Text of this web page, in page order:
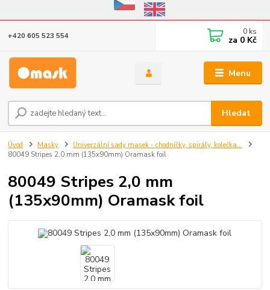
Eshop v provozu do 31.10.2026
Menu
Hledat
+420 605 523 554 0 ks
za 0 Kč
Úvod Masky
Univerzální sady masek - chodníčky, spirály, kolečka...
80049 Stripes 2,0 mm (135x90mm) Oramask foil
80049 Stripes 2,0 mm
(135x90mm) Oramask foil